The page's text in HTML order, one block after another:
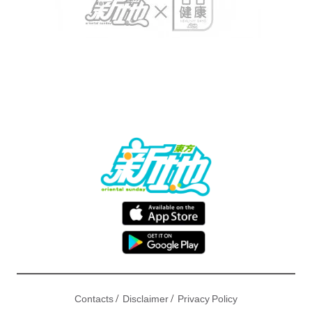
Contacts/ Disclaimer/ Privacy Policy